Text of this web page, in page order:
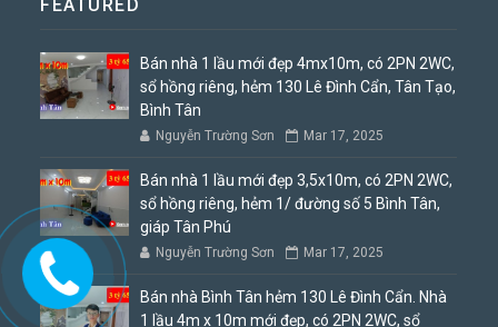
FEATURED
Bán nhà 1 lầu mới đẹp 4mx10m, có 2PN 2WC,
sổ hồng riêng, hẻm 130 Lê Đình Cẩn, Tân Tạo,
Bình Tân
Nguyễn Trường Sơn Mar 17, 2025
Bán nhà 1 lầu mới đẹp 3,5x10m, có 2PN 2WC,
sổ hồng riêng, hẻm 1/ đường số 5 Bình Tân,
giáp Tân Phú
Nguyễn Trường Sơn Mar 17, 2025
Bán nhà Bình Tân hẻm 130 Lê Đình Cẩn. Nhà
1 lầu 4m x 10m mới đẹp, có 2PN 2WC, sổ